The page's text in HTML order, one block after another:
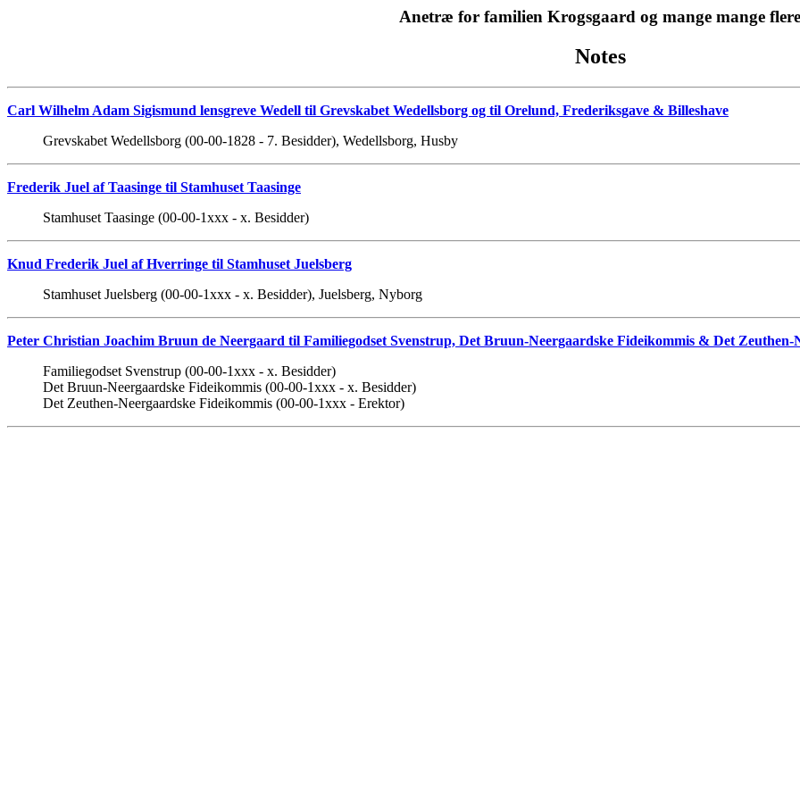
Anetræ for familien Krogsgaard og mange mange flere
Notes
Carl Wilhelm Adam Sigismund lensgreve Wedell til Grevskabet Wedellsborg og til Orelund, Frederiksgave & Billeshave
Grevskabet Wedellsborg (00-00-1828 - 7. Besidder), Wedellsborg, Husby
Frederik Juel af Taasinge til Stamhuset Taasinge
Stamhuset Taasinge (00-00-1xxx - x. Besidder)
Knud Frederik Juel af Hverringe til Stamhuset Juelsberg
Stamhuset Juelsberg (00-00-1xxx - x. Besidder), Juelsberg, Nyborg
Peter Christian Joachim Bruun de Neergaard til Familiegodset Svenstrup, Det Bruun-Neergaardske Fideikommis & Det Zeuthen-
Familiegodset Svenstrup (00-00-1xxx - x. Besidder)
Det Bruun-Neergaardske Fideikommis (00-00-1xxx - x. Besidder)
Det Zeuthen-Neergaardske Fideikommis (00-00-1xxx - Erektor)